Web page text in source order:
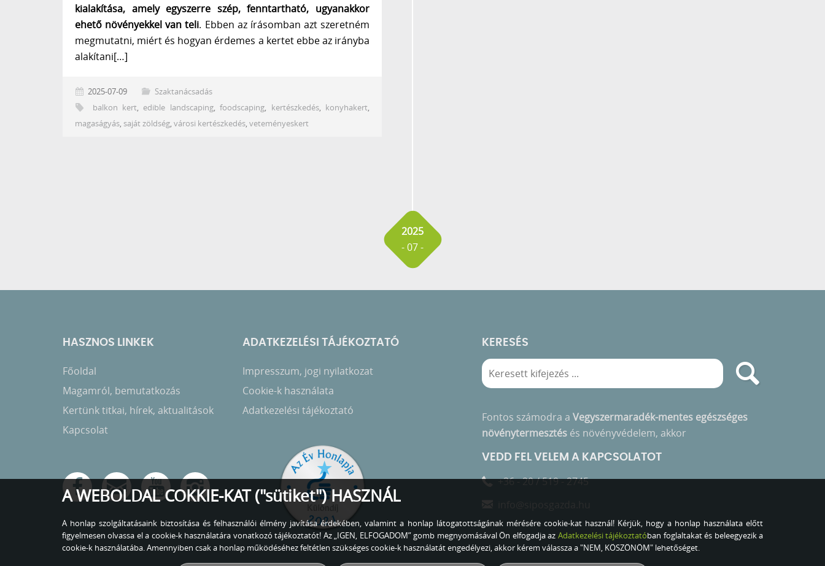
kialakítása, amely egyszerre szép, fenntartható, ugyanakkor
ehető növényekkel van teli. Ebben az írásomban azt szeretném
megmutatni, miért és hogyan érdemes a kertet ebbe az irányba
alakítani[…]
2025-07-09
Szaktanácsadás
balkon kert, edible landscaping,foodscaping, kertészkedés, konyhakert,
magaságyás, saját zöldség, városi kertészkedés, veteményeskert
2025
- 07 -
HASZNOS LINKEK
Főoldal
Magamról, bemutatkozás
Kertünk titkai, hírek, aktualitások
Kapcsolat
ADATKEZELÉSI TÁJÉKOZTATÓ
Impresszum, jogi nyilatkozat
Cookie-k használata
Adatkezelési tájékoztató
KERESÉS
Fontos számodra a Vegyszermaradék-mentes egészséges
növénytermesztésés növényvédelem, akkor
VEDD FEL VELEM A KAPCSOLATOT
+36 - 20 / 519 - 2745
A WEBOLDAL COKKIE-KAT ("sütiket") HASZNÁL
A honlap szolgáltatásaink biztosítása és felhasználói élmény javítása érdekében, valamint a honlap látogatottságának mérésére cookie-kat használ! Kérjük, hogy a honlap használata előtt
figyelmesen olvassa el a cookie-k használatára vonatkozó tájékoztatót! Az „IGEN, ELFOGADOM” gomb megnyomásával Ön elfogadja az Adatkezelési tájékoztatóban foglaltakat és beleegyezik a
cookie-k használatába. Amennyiben csak a honlap működéséhez feltétlen szükséges cookie-k használatát engedélyezi, akkor kérem válassza a "NEM, KÖSZÖNÖM" lehetőséget.